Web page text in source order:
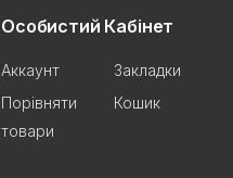
Особистий Кабінет
Аккаунт
Закладки
Порівняти
товари
Кошик